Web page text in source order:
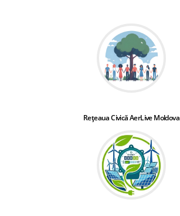
Rețeaua Civică AerLive Moldova